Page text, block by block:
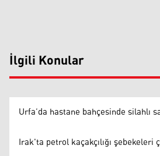
İlgili Konular
Urfa’da hastane bahçesinde silahlı
Irak'ta petrol kaçakçılığı şebekeleri